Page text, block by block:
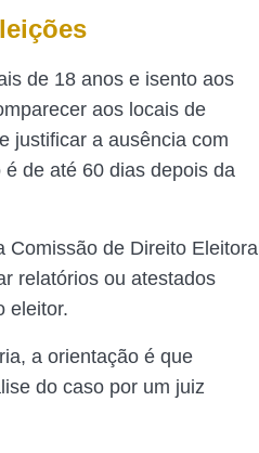
de 18 anos e isento aos
aos locais de
justificar a ausência com
de até 60 dias depois da
de Direito Eleitoral
relatórios ou atestados
eleitor.
a orientação é que
do caso por um juiz